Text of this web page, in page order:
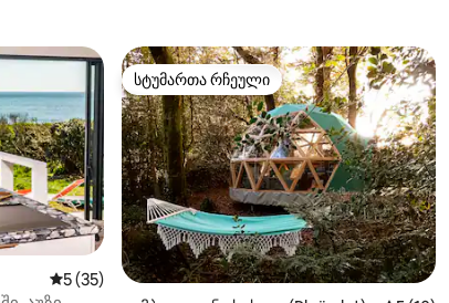
ვარიანტი
საშუალო შეფასებაა 5‑დან 5, 35 მიმოხილვა
5 (35)
სტუმართა რჩეული
სტუმართა რჩეული